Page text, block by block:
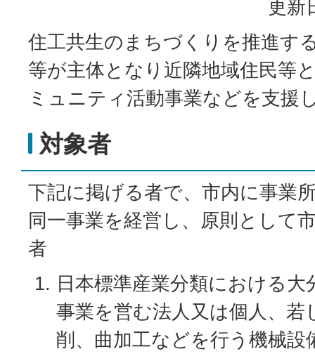
更新
住工共生のまちづくりを推進す
等が主体となり近隣地域住民等
ミュニティ活動事業などを支援
対象者
下記に掲げる者で、市内に事業
同一事業を経営し、原則として
者
日本標準産業分類における
事業を営む法人又は個人、若
削、曲加工などを行う機械設